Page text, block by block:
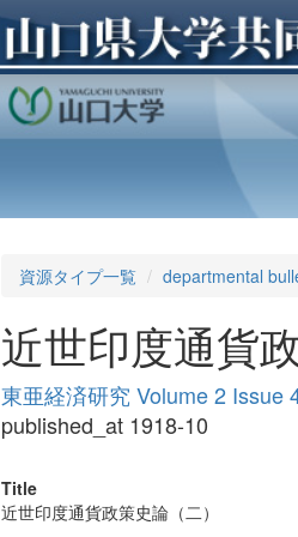
資源タイプ一覧 departmental
近世印度通貨
東亜経済研究 Volume 2 Issue
published_at 1918-10
Title
近世印度通貨政策史論（二）